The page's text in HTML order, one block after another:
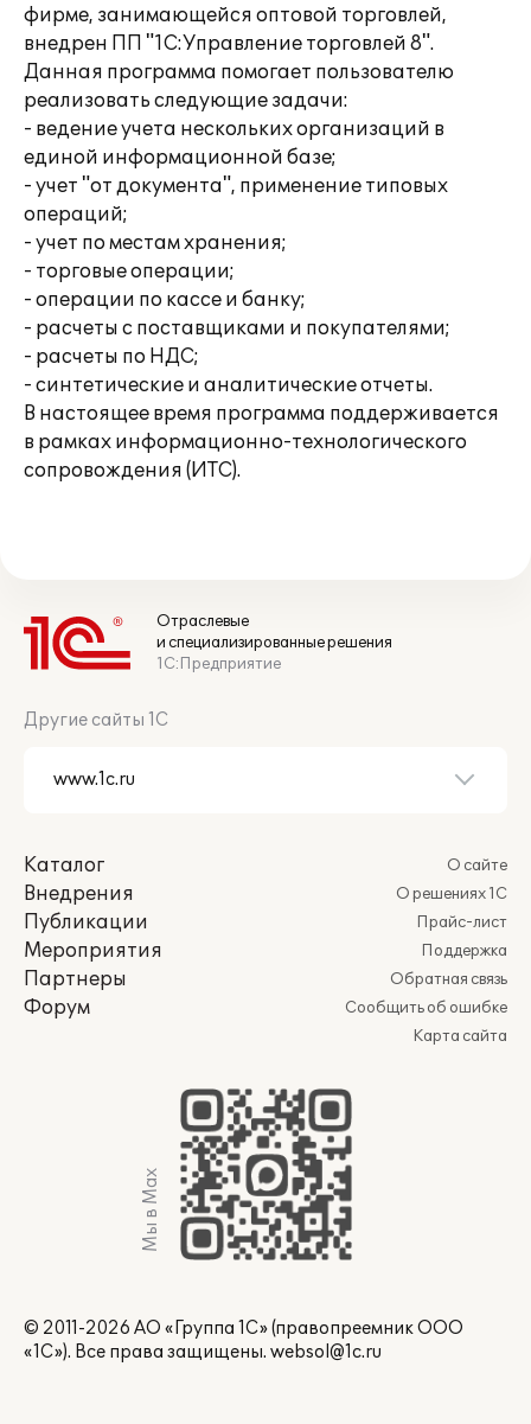
фирме, занимающейся оптовой торговлей,
внедрен ПП "1С:Управление торговлей 8".
Данная программа помогает пользователю
реализовать следующие задачи:
- ведение учета нескольких организаций в
единой информационной базе;
- учет "от документа", применение типовых
операций;
- учет по местам хранения;
- торговые операции;
- операции по кассе и банку;
- расчеты с поставщиками и покупателями;
- расчеты по НДС;
- синтетические и аналитические отчеты.
В настоящее время программа поддерживается
в рамках информационно-технологического
сопровождения (ИТС).
Отраслевые
и специализированные решения
1С:Предприятие
Другие сайты 1С
Каталог
Внедрения
Публикации
Мероприятия
Партнеры
Форум
О сайте
О решениях 1С
Прайс-лист
Поддержка
Обратная связь
Сообщить об ошибке
Карта сайта
Мы в Max
© 2011-2026 АО «Группа 1С» (правопреемник ООО
«1С»). Все права защищены. websol@1c.ru